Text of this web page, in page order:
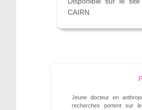
CAIRN
Jeune docteur en
recherches portent sur